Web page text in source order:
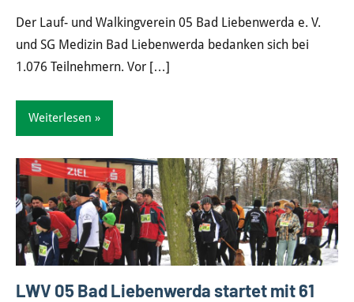
Der Lauf- und Walkingverein 05 Bad Liebenwerda e. V.
und SG Medizin Bad Liebenwerda bedanken sich bei
1.076 Teilnehmern. Vor […]
Weiterlesen
LWV 05 Bad Liebenwerda startet mit 61